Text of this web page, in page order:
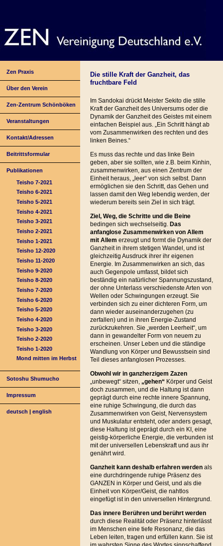
Zen Praxis
Über den Verein
Zen-Zentrum Schönböken
Veranstaltungen
Kontakt/Adressen
Beitrittsformular
Publikationen
Teisho 7-2021
Teisho 6-2021
Teisho 5-2021
Teisho 4-2021
Teisho 3-2021
Teisho 2-2021
Teisho 1-2021
Teisho 12-2020
Teisho 11-2020
Teisho 9-2020
Teisho 8-2020
Teisho 7-2020
Teisho 6-2020
Teisho 5-2020
Teisho 4-2020
Teisho 3-2020
Teisho 2-2020
Teisho 1-2020
Mond mitten im Herbst
Sotoshu Shumucho
Impressum
deutsch |english
Die stille Kraft der Ganzheit, das
fruchtbare Feld
Im Sandokai drückt Meister Sekito die stille
Kraft der Ganzheit des Universums oder die
Dynamik der Ganzheit des Geistes mit einem
einfachen Beispiel aus. „Ein Schritt hängt ab
vom Zusammenwirken des rechten und des
linken Beines.“
Es muss das rechte und das linke Bein
geben, aber sie sollten, wie z.B. beim Kinhin,
zusammenwirken, aus einen Zentrum der
Einheit heraus, „leer“ von sich selbst. Dann
ermöglichen sie den Schritt, das Gehen und
lassen damit den Weg lebendig werden, der
wiederum bereits sein Ziel in sich trägt.
Ziel, Weg, die Schritte und die Beine
bedingen sich wechselseitig.Das
anfanglose Zusammenwirken von Allem
mit Allem erzeugt und formt die Dynamik der
Ganzheit in ihrem stetigen Wandel, und ist
gleichzeitig Ausdruck ihrer ihr eigenen
Energie. Im Zusammenwirken an sich, das
auch Gegenpole umfasst, bildet sich
beständig ein natürlicher Spannungszustand,
der ohne Unterlass verschiedenste Arten von
Wellen oder Schwingungen erzeugt. Sie
verbinden sich zu einer dichteren Form, um
dann wieder auseinanderzugehen (zu
zerfallen) und in ihren Energie-Zustand
zurückzukehren. Sie „werden Leerheit“, um
dann in gewandelter Form von neuem zu
erscheinen. Unser Leben und die ständige
Wandlung von Körper und Bewusstsein sind
Teil dieses anfanglosen Prozesses.
Obwohl wir in ganzherzigem Zazen
„unbewegt“ sitzen, „gehen“ Körper und Geist
doch zusammen, und die Haltung ist dann
geprägt durch eine rechte innere Spannung,
eine ruhige Schwingung, die durch das
Zusammenwirken von Geist, Nervensystem
und Muskulatur entsteht, oder anders gesagt,
diese Haltung ist geprägt durch ein KI, eine
geistig-körperliche Energie, die verbunden ist
mit der universellen Lebenskraft und aus ihr
genährt wird.
Ganzheit kann deshalb erfahren werdenals
eine durchdringende ruhige Präsenz des
GANZEN in Körper und Geist, und als die
Einheit von Körper/Geist, die nahtlos
eingefügt ist in den universellen Hintergrund.
Das innere Berühren und berührt werden
durch diese Realität oder Präsenz hinterlässt
im Menschen eine tiefe Resonanz, die das
Leben leiten, tragen und erfüllen kann. Sie ist